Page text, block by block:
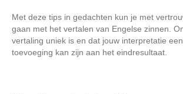
Met deze tips in gedachten kun je met
gaan met het vertalen van Engelse zinnen.
vertaling uniek is en dat jouw interpretatie
toevoeging kan zijn aan het eindresultaat.